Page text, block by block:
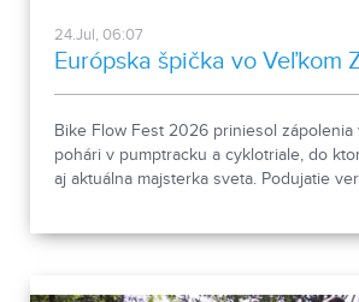
24.Jul, 06:07
Európska špička vo Veľkom
Bike Flow Fest 2026 priniesol zápolenia
pohári v pumptracku a cyklotriale, do
aj aktuálna majsterka sveta. Podujatie